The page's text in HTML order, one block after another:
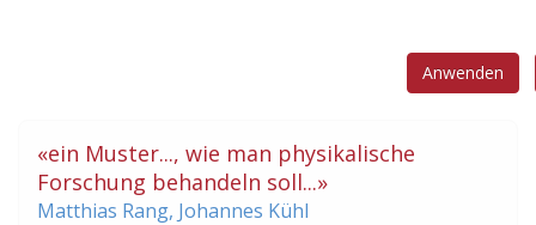
«ein Muster..., wie man physikalische
Forschung behandeln soll...»
Matthias Rang, Johannes Kühl